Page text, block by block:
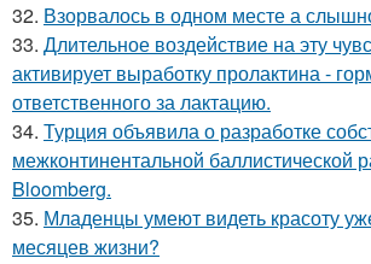
32. Взорвалось в одном месте а
33. Длительное воздействие на эту
активирует выработку пролактина -
ответственного за лактацию.
34. Турция объявила о разработке
межконтинентальной баллистической
Bloomberg.
35. Младенцы умеют видеть красоту
месяцев жизни?